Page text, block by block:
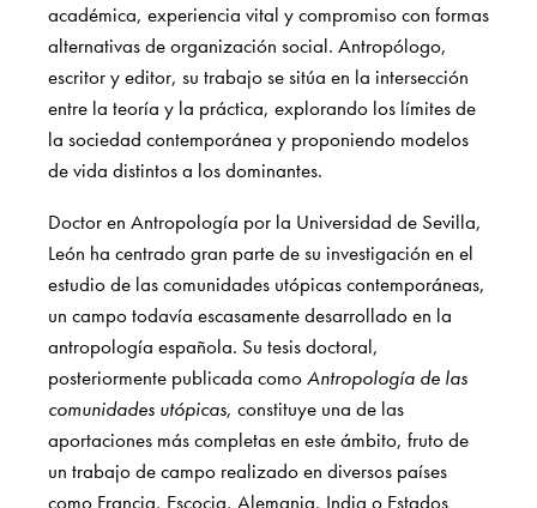
académica, experiencia vital y compromiso con formas
alternativas de organización social. Antropólogo,
escritor y editor, su trabajo se sitúa en la intersección
entre la teoría y la práctica, explorando los límites de
la sociedad contemporánea y proponiendo modelos
de vida distintos a los dominantes.
Doctor en Antropología por la Universidad de Sevilla,
León ha centrado gran parte de su investigación en el
estudio de las comunidades utópicas contemporáneas,
un campo todavía escasamente desarrollado en la
antropología española. Su tesis doctoral,
posteriormente publicada comoAntropología de las
comunidades utópicas, constituye una de las
aportaciones más completas en este ámbito, fruto de
un trabajo de campo realizado en diversos países
como Francia, Escocia, Alemania, India o Estados